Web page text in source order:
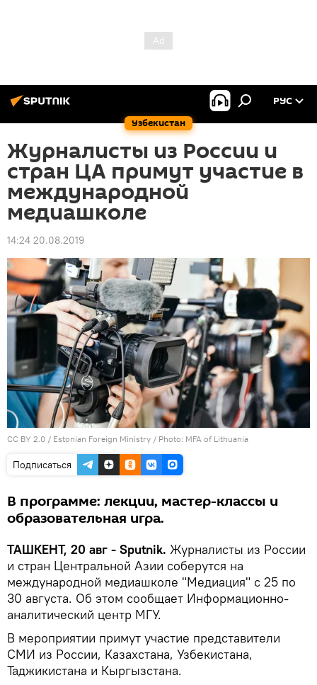
Узбекистан
РУС
Журналисты из России и
стран ЦА примут участие в
международной
медиашколе
14:24 20.08.2019
CC BY 2.0 / Estonian Foreign Ministry / Photo: MFA of Lithuania
Подписаться
В программе: лекции, мастер-классы и
образовательная игра.
ТАШКЕНТ, 20 авг - Sputnik. Журналисты из России
и стран Центральной Азии соберутся на
международной медиашколе "Медиация" с 25 по
30 августа. Об этом сообщает Информационно-
аналитический центр МГУ.
В мероприятии примут участие представители
СМИ из России, Казахстана, Узбекистана,
Таджикистана и Кыргызстана.